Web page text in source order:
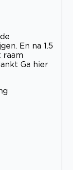
En na 1.5
raam
Ga hier